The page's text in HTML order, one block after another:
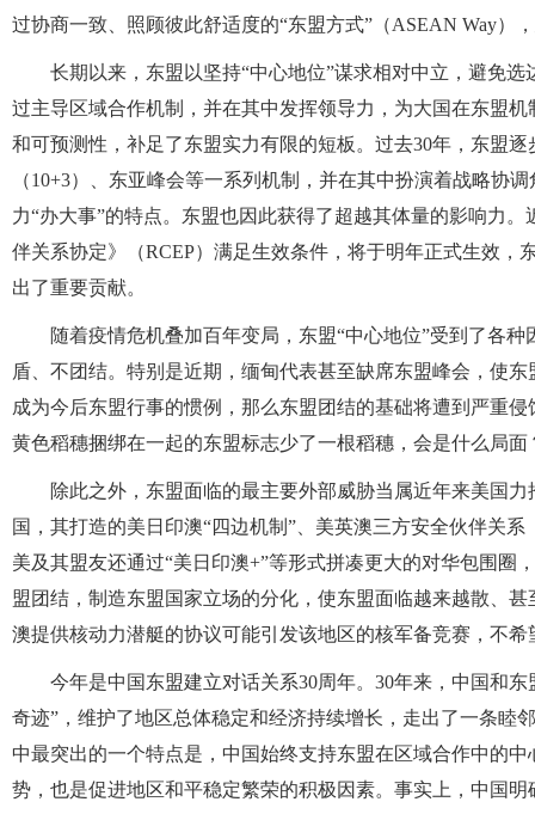
过协商一致、照顾彼此舒适度的“东盟方式”（ASEAN Way）
长期以来，东盟以坚持“中心地位”谋求相对中立，避免
过主导区域合作机制，并在其中发挥领导力，为大国在东盟
和可预测性，补足了东盟实力有限的短板。过去30年，东盟
（10+3）、东亚峰会等一系列机制，并在其中扮演着战略协
力“办大事”的特点。东盟也因此获得了超越其体量的影响力
伴关系协定》（RCEP）满足生效条件，将于明年正式生效
出了重要贡献。
随着疫情危机叠加百年变局，东盟“中心地位”受到了各
盾、不团结。特别是近期，缅甸代表甚至缺席东盟峰会，使
成为今后东盟行事的惯例，那么东盟团结的基础将遭到严重
黄色稻穗捆绑在一起的东盟标志少了一根稻穗，会是什么局面
除此之外，东盟面临的最主要外部威胁当属近年来美国
国，其打造的美日印澳“四边机制”、美英澳三方安全伙伴关
美及其盟友还通过“美日印澳+”等形式拼凑更大的对华包围
盟团结，制造东盟国家立场的分化，使东盟面临越来越散、
澳提供核动力潜艇的协议可能引发该地区的核军备竞赛，不
今年是中国东盟建立对话关系30周年。30年来，中国和
奇迹”，维护了地区总体稳定和经济持续增长，走出了一条睦
中最突出的一个特点是，中国始终支持东盟在区域合作中的
势，也是促进地区和平稳定繁荣的积极因素。事实上，中国